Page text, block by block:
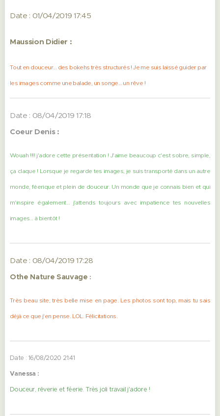
Date : 01/04/2019 17:45
Maussion Didier :
Tout en douceur... des bokehs très structurés ! Je me suis laissé guider par
les images comme une balade, un songe... un rêve !
Date : 08/04/2019 17:18
Coeur Denis :
Wouah !!!! j'adore cette présentation ! J'aime beaucoup c'est sobre, simple,
ça claque ! Lorsque je regarde tes images, je suis transporté dans un autre
monde, féerique et plein de douceur. Un monde que je connais bien et qui
m'inspire également... j'attends toujours avec impatience tes nouvelles
images... à bientôt !
Date : 08/04/2019 17:28
Othe Nature Sauvage :
Très beau site, très belle mise en page. Les photos sont top, mais tu sais
déjà ce que j'en pense. LOL. Félicitations.
Date : 16/08/2020 21:41
Vanessa :
Douceur, rêverie et féerie. Très joli travail j'adore !